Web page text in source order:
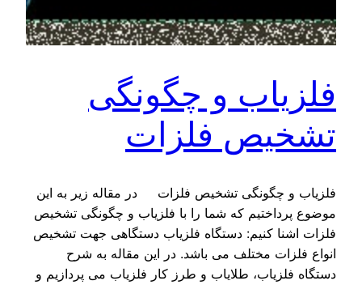
فلزیاب و چگونگی
تشخیص فلزات
فلزیاب و چگونگی تشخیص فلزات در مقاله زیر به این
موضوع پرداختیم که شما را با فلزیاب و چگونگی تشخیص
فلزات اشنا کنیم: دستگاه فلزیاب دستگاهی جهت تشخیص
انواع فلزات مختلف می باشد. در این مقاله به شرح
دستگاه فلزیاب، طلایاب و طرز کار فلزیاب می پردازیم و